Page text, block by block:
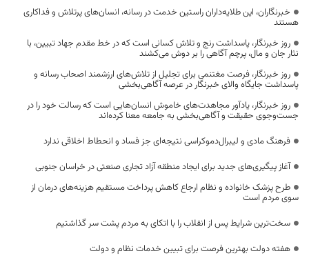
خبرنگاران، این طلایه‌داران راستین خدمت در رسانه، انسان‌های پرتلاش و فداکاری
هستند
روز خبرنگار، پاسداشت رنج و تلاش کسانی است که در خط مقدم جهاد تبیین، با
نثار جان و مال، پرچم آگاهی را بر دوش می‌کشند
روز خبرنگار، فرصت مغتنمی برای تجلیل از تلاش‌های ارزشمند اصحاب رسانه و
پاسداشت جایگاه والای خبرنگار در عرصه آگاهی‌بخشی
روز خبرنگار، یادآور مجاهدت‌های خاموش انسان‌هایی است که رسالت خود را در
جست‌وجوی حقیقت و آگاهی‌بخشی به جامعه معنا کرده‌اند
فرهنگ مادی و لیبرال‌دموکراسی نتیجه‌ای جز فساد و انحطاط اخلاقی ندارد
آغاز پیگیری‌های جدید برای ایجاد منطقه آزاد تجاری صنعتی در خراسان جنوبی
طرح پزشک خانواده و نظام ارجاع کاهش پرداخت مستقیم هزینه‌های درمان از
سوی مردم است
سخت‌ترین شرایط پس از انقلاب را با اتکای به مردم پشت سر گذاشتیم
هفته دولت بهترین فرصت برای تبیین خدمات نظام و دولت